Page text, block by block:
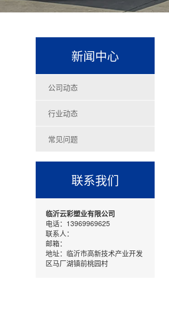
新闻中心
公司动态
行业动态
常见问题
联系我们
临沂云彩塑业有限公司
电话：13969969625
联系人：
邮箱：
地址：临沂市高新技术产业开发
区马厂湖镇前桃园村